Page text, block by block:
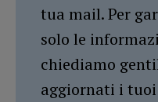
tua mail. Per
solo le
chiediamo
aggiornati i